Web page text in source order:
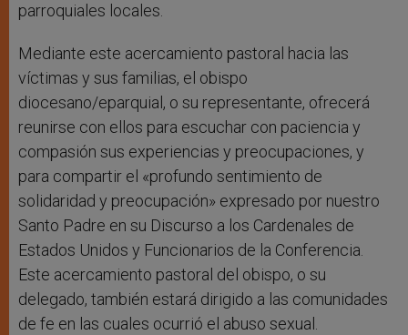
parroquiales locales.
Mediante este acercamiento pastoral hacia las
víctimas y sus familias, el obispo
diocesano/eparquial, o su representante, ofrecerá
reunirse con ellos para escuchar con paciencia y
compasión sus experiencias y preocupaciones, y
para compartir el «profundo sentimiento de
solidaridad y preocupación» expresado por nuestro
Santo Padre en su Discurso a los Cardenales de
Estados Unidos y Funcionarios de la Conferencia.
Este acercamiento pastoral del obispo, o su
delegado, también estará dirigido a las comunidades
de fe en las cuales ocurrió el abuso sexual.